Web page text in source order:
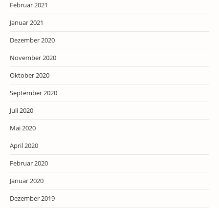
Februar 2021
Januar 2021
Dezember 2020
November 2020
Oktober 2020
September 2020
Juli 2020
Mai 2020
April 2020
Februar 2020
Januar 2020
Dezember 2019